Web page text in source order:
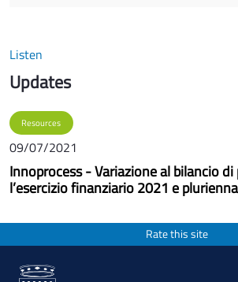
Listen
Updates
Resources
09/07/2021
Innoprocess - Variazione al bilancio
l’esercizio finanziario 2021 e
Rate this site